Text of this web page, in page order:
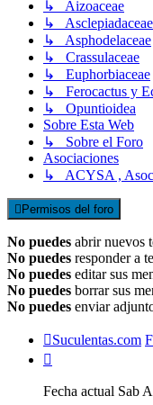
↳ Aizoaceae
↳ Asclepiadaceae
↳ Asphodelaceae
↳ Crassulaceae
↳ Euphorbiaceae
↳ Ferocactus y
↳ Opuntioidea
Sobre Esta Web
↳ Sobre el Foro
Asociaciones
↳ ACYSA ,
Permisos del foro
No puedes abrir nuevos
No puedes responder a
No puedes editar sus
No puedes borrar sus
No puedes enviar
Suculentas.com
Fecha actual Sab